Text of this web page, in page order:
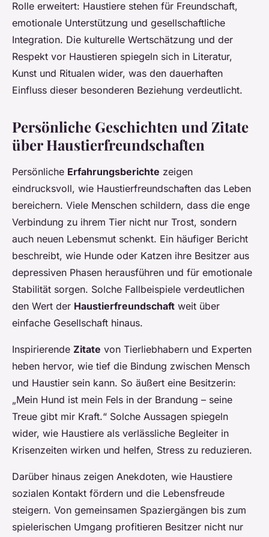
Rolle erweitert: Haustiere stehen für Freundschaft,
emotionale Unterstützung und gesellschaftliche
Integration. Die kulturelle Wertschätzung und der
Respekt vor Haustieren spiegeln sich in Literatur,
Kunst und Ritualen wider, was den dauerhaften
Einfluss dieser besonderen Beziehung verdeutlicht.
Persönliche Geschichten und Zitate
über Haustierfreundschaften
Persönliche Erfahrungsberichte zeigen
eindrucksvoll, wie Haustierfreundschaften das Leben
bereichern. Viele Menschen schildern, dass die enge
Verbindung zu ihrem Tier nicht nur Trost, sondern
auch neuen Lebensmut schenkt. Ein häufiger Bericht
beschreibt, wie Hunde oder Katzen ihre Besitzer aus
depressiven Phasen herausführen und für emotionale
Stabilität sorgen. Solche Fallbeispiele verdeutlichen
den Wert der Haustierfreundschaft weit über
einfache Gesellschaft hinaus.
Inspirierende Zitate von Tierliebhabern und Experten
heben hervor, wie tief die Bindung zwischen Mensch
und Haustier sein kann. So äußert eine Besitzerin:
„Mein Hund ist mein Fels in der Brandung – seine
Treue gibt mir Kraft.“ Solche Aussagen spiegeln
wider, wie Haustiere als verlässliche Begleiter in
Krisenzeiten wirken und helfen, Stress zu reduzieren.
Darüber hinaus zeigen Anekdoten, wie Haustiere
sozialen Kontakt fördern und die Lebensfreude
steigern. Von gemeinsamen Spaziergängen bis zum
spielerischen Umgang profitieren Besitzer nicht nur